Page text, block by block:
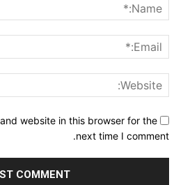
website in this browser for the
next time I comment.